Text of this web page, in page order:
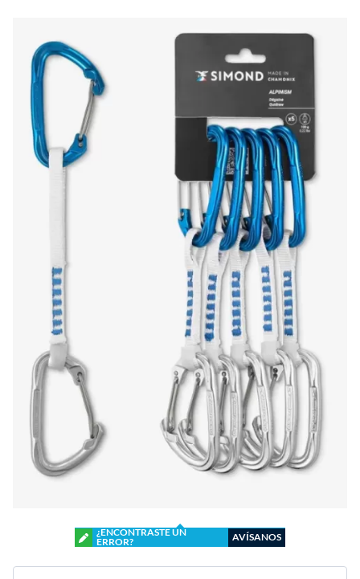
¿ENCONTRASTE UN
ERROR?
AVÍSANOS